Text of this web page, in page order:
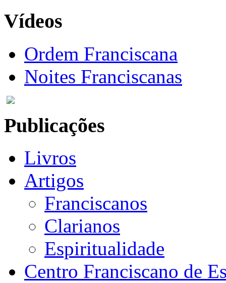
Vídeos
Ordem Franciscana
Noites Franciscanas
Publicações
Livros
Artigos
Franciscanos
Clarianos
Espiritualidade
Centro Franciscano de